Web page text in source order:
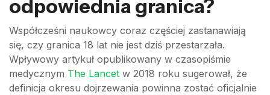
odpowiednia granica?
Współcześni naukowcy coraz częściej zastanawiają
się, czy granica 18 lat nie jest dziś przestarzała.
Wpływowy artykuł opublikowany w czasopiśmie
medycznym The Lancet w 2018 roku sugerował, że
definicja okresu dojrzewania powinna zostać oficjalnie